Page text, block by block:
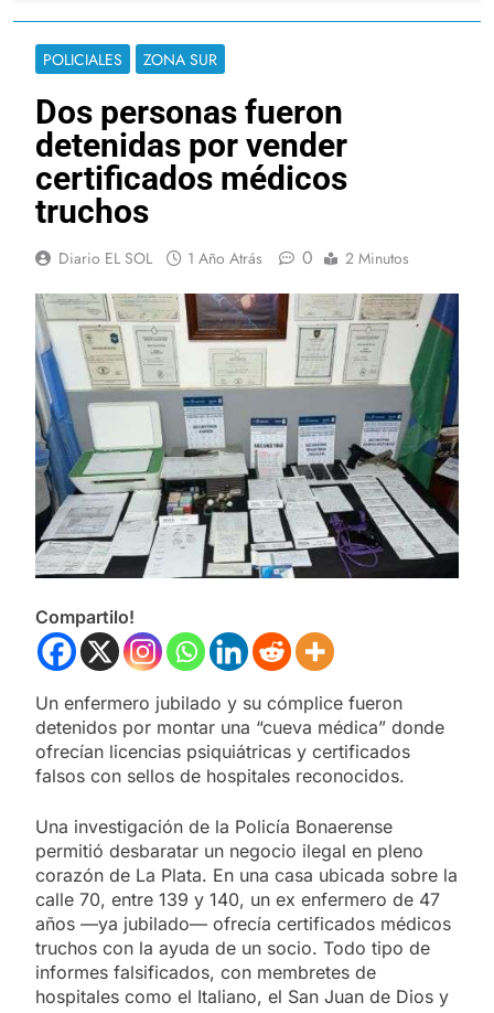
POLICIALES ZONA SUR
Dos personas fueron
detenidas por vender
certificados médicos
truchos
Diario EL SOL 1 Año Atrás 0 2 Minutos
Compartilo!
Un enfermero jubilado y su cómplice fueron
detenidos por montar una “cueva médica” donde
ofrecían licencias psiquiátricas y certificados
falsos con sellos de hospitales reconocidos.
Una investigación de la Policía Bonaerense
permitió desbaratar un negocio ilegal en pleno
corazón de La Plata. En una casa ubicada sobre la
calle 70, entre 139 y 140, un ex enfermero de 47
años —ya jubilado— ofrecía certificados médicos
truchos con la ayuda de un socio. Todo tipo de
informes falsificados, con membretes de
hospitales como el Italiano, el San Juan de Dios y